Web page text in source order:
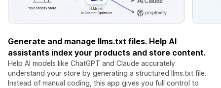
Generate and manage llms.txt files. Help AI
assistants index your products and store content.
Help AI models like ChatGPT and Claude accurately
understand your store by generating a structured llms.txt file.
Instead of manual coding, this app gives you full control to